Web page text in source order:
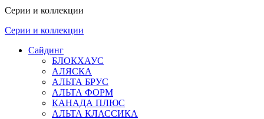
Серии и коллекции
Серии и коллекции
Сайдинг
БЛОКХАУС
АЛЯСКА
АЛЬТА БРУС
АЛЬТА ФОРМ
КАНАДА ПЛЮС
АЛЬТА КЛАССИКА